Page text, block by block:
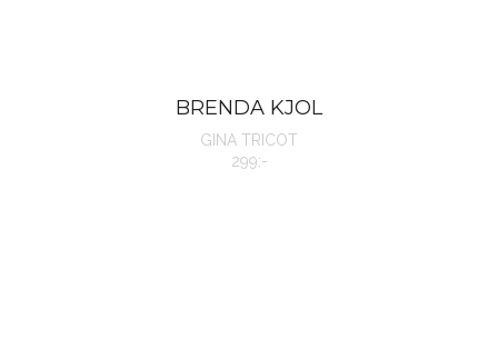
BRENDA KJOL
GINA TRICOT
299:-